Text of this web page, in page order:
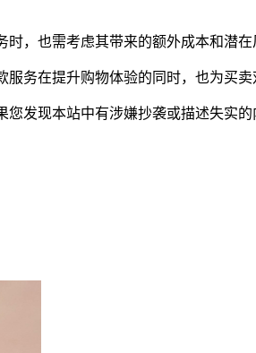
，也需考虑其带来的额外成本和潜在
务在提升购物体验的同时，也为买卖
发现本站中有涉嫌抄袭或描述失实的